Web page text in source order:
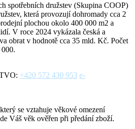
spotřebních družstev (Skupina COOP)
která provozují dohromady cca 2
plochou okolo 400 000 m2 a
V roce 2024 vykázala česká a
obrat v hodnotě cca 35 mld. Kč. Počet
+420 572 430 953 e-
se vztahuje věkové omezení
Váš věk ověřen při předání zboží.